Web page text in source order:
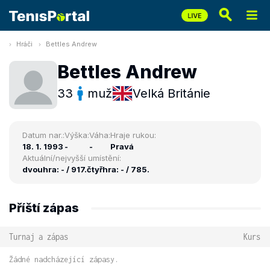
Hráči Bettles Andrew
Bettles Andrew
33 muž Velká Británie
Datum nar.:
18. 1. 1993
Výška:
-
Váha:
-
Hraje rukou:
Pravá
Aktuální/nejvyšší umístění:
dvouhra: - / 917.čtyřhra: - / 785.
Příští zápas
Turnaj a zápas Kurs
Žádné nadcházející zápasy.